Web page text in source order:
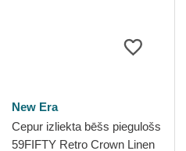
New Era
Cepur izliekta bēšs piegulošs
59FIFTY Retro Crown Linen